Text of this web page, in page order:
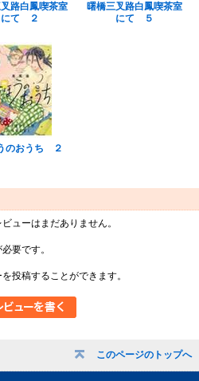
このページのトップへ
路白鳳喫茶室
にて ２
曙橋三叉路白鳳喫茶室
にて ５
のおうち ２
ューはまだありません。
要です。
投稿することができます。